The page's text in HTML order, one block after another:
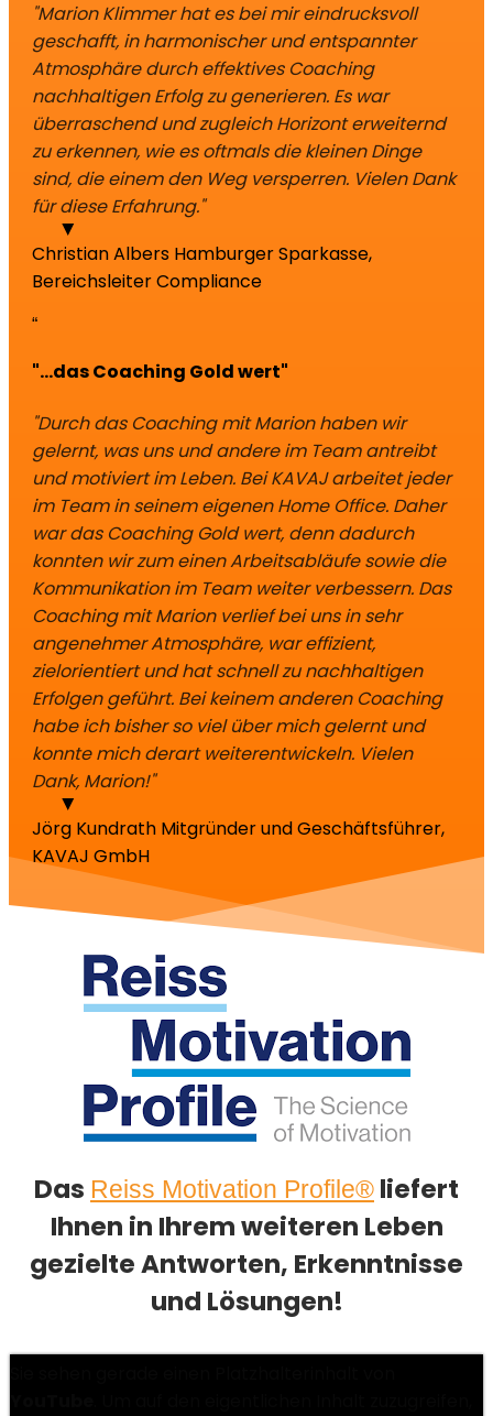
"Marion Klimmer hat es bei mir eindrucksvoll
geschafft, in harmonischer und entspannter
Atmosphäre durch effektives Coaching
nachhaltigen Erfolg zu generieren. Es war
überraschend und zugleich Horizont erweiternd
zu erkennen, wie es oftmals die kleinen Dinge
sind, die einem den Weg versperren. Vielen Dank
für diese Erfahrung."
Christian Albers Hamburger Sparkasse,
Bereichsleiter Compliance
“
"...das Coaching Gold wert"
"Durch das Coaching mit Marion haben wir
gelernt, was uns und andere im Team antreibt
und motiviert im Leben. Bei KAVAJ arbeitet jeder
im Team in seinem eigenen Home Office. Daher
war das Coaching Gold wert, denn dadurch
konnten wir zum einen Arbeitsabläufe sowie die
Kommunikation im Team weiter verbessern. Das
Coaching mit Marion verlief bei uns in sehr
angenehmer Atmosphäre, war effizient,
zielorientiert und hat schnell zu nachhaltigen
Erfolgen geführt. Bei keinem anderen Coaching
habe ich bisher so viel über mich gelernt und
konnte mich derart weiterentwickeln. Vielen
Dank, Marion!"
Jörg Kundrath Mitgründer und Geschäftsführer,
KAVAJ GmbH
Das Reiss Motivation Profile® liefert
Ihnen in Ihrem weiteren Leben
gezielte Antworten, Erkenntnisse
und Lösungen!